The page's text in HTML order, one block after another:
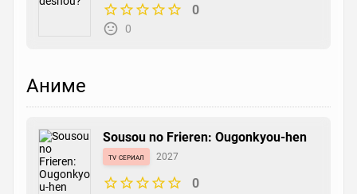
0
0
Аниме
Sousou no Frieren: Ougonkyou-hen
tv сериал 2027
0